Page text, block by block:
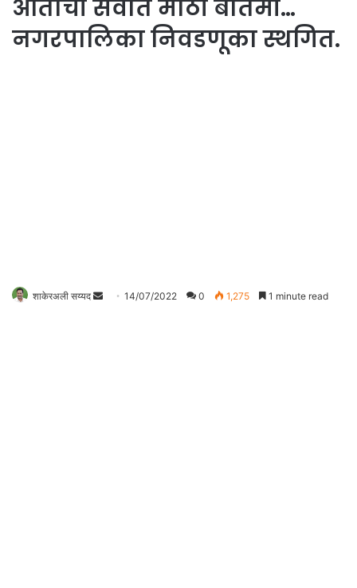
आताची सर्वात मोठी बातमी…
नगरपालिका निवडणूका स्थगित.
शाकेरअली सय्यद
Send14/07/2022 0 1,275 1 minute read